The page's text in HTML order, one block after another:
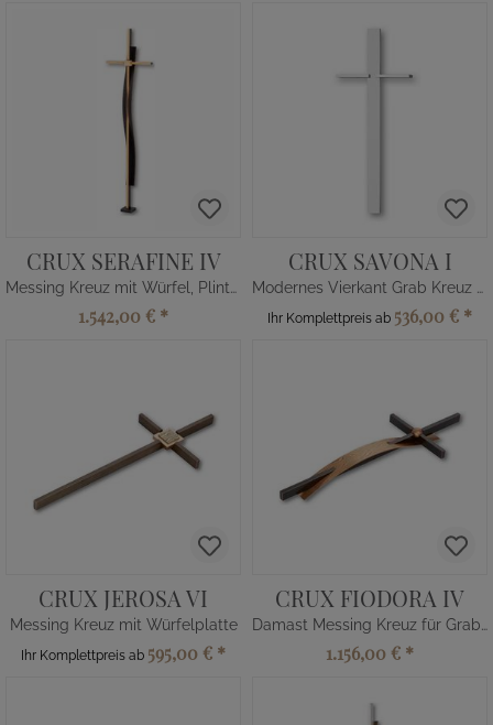
CRUX SERAFINE IV
Messing Kreuz mit Würfel, Plinthe
1.542,00 € *
CRUX SAVONA I
Modernes Vierkant Grab Kreuz aus Metall
Ihr Komplettpreis ab 536,00 € *
CRUX JEROSA VI
Messing Kreuz mit Würfelplatte
Ihr Komplettpreis ab 595,00 € *
CRUX FIODORA IV
Damast Messing Kreuz für Grabstein mit Kugel
1.156,00 € *